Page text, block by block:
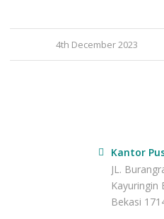
4th December 2023
Kantor
JL.
Kayuringin
Bekasi